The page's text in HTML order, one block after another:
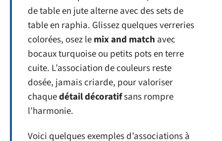
de table en jute alterne avec des sets de
table en raphia. Glissez quelques verreries
colorées, osez lemix and match avec
bocaux turquoise ou petits pots en terre
cuite. L’association de couleurs reste
dosée, jamais criarde, pour valoriser
chaquedétail décoratifsans rompre
l’harmonie.
Voici quelques exemples d’associations à